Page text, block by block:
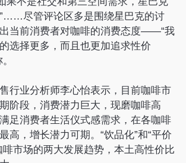
尽管评论区多是围绕星巴克的讨
当前消费者对咖啡的消费态度——“我
选择更多，而且也更加追求性价
行业分析师李心怡表示，目前咖啡市
阶段，消费潜力巨大，现磨咖啡高
足消费者生活仪式感需求，在各咖啡
高，增长潜力可期。“饮品化”和“平价
啡市场的两大发展趋势，本土高性价比